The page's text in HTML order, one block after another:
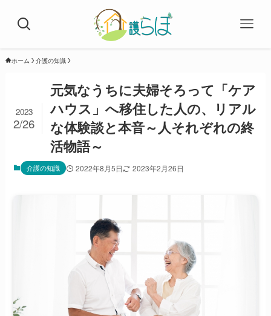
ホーム 介護の知識
元気なうちに夫婦そろって「ケア
ハウス」へ移住した人の、リアル
な体験談と本音～人それぞれの終
活物語～
2023
2/26
介護の知識 2022年8月5日 2023年2月26日